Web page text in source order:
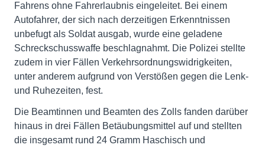
Fahrens ohne Fahrerlaubnis eingeleitet. Bei einem
Autofahrer, der sich nach derzeitigen Erkenntnissen
unbefugt als Soldat ausgab, wurde eine geladene
Schreckschusswaffe beschlagnahmt. Die Polizei stellte
zudem in vier Fällen Verkehrsordnungswidrigkeiten,
unter anderem aufgrund von Verstößen gegen die Lenk-
und Ruhezeiten, fest.
Die Beamtinnen und Beamten des Zolls fanden darüber
hinaus in drei Fällen Betäubungsmittel auf und stellten
die insgesamt rund 24 Gramm Haschisch und